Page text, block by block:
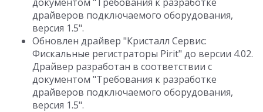
драйверов подключаемого оборудования,
версия 1.5".
Обновлен драйвер "Кристалл Сервис:
Фискальные регистраторы Pirit" до версии 4.02.
Драйвер разработан в соответствии с
документом "Требования к разработке
драйверов подключаемого оборудования,
версия 1.5".